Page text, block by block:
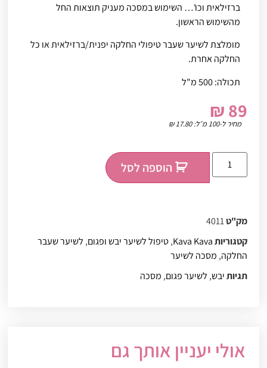
ברזילאית וכו'… השימוש במסכה מעניק תוצאות החל
מהשימוש הראשון.
מומלצת לשיער שעבר טיפולי החלקה יפנית/ברזילאית או כל
החלקה אחרת.
תכולה: 500 מ"ל
₪ 89
מחיר ל-100 מ״ל: ₪17.80
הוספה לסל
מק"ט4011
קטגוריותKava Kava
,טיפול לשיער יבש ופגום,לשיער שעבר
החלקה,מסכה לשיער
תגיותיבש,לשיער פגום,מסכה
אולי יעניין אותך גם